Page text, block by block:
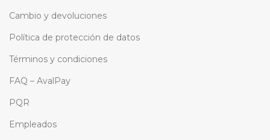
Cambio y devoluciones
Política de protección de datos
Términos y condiciones
FAQ – AvalPay
PQR
Empleados